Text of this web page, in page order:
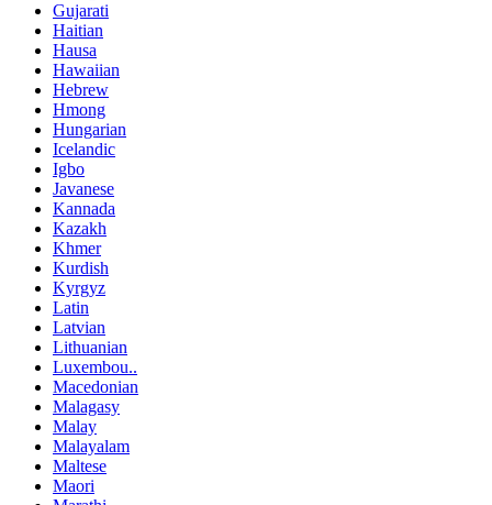
Gujarati
Haitian
Hausa
Hawaiian
Hebrew
Hmong
Hungarian
Icelandic
Igbo
Javanese
Kannada
Kazakh
Khmer
Kurdish
Kyrgyz
Latin
Latvian
Lithuanian
Luxembou..
Macedonian
Malagasy
Malay
Malayalam
Maltese
Maori